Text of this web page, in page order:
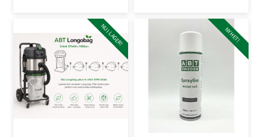
NU I LAGER! NYHET!